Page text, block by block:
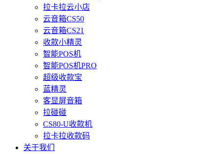
拉卡拉云小店
云音箱CS50
云音箱CS21
收款小精灵
智能POS机
智能POS机PRO
超级收款宝
蓝精灵
客显屏音箱
拉碰碰
CS80-U收款机
拉卡拉收款码
关于我们